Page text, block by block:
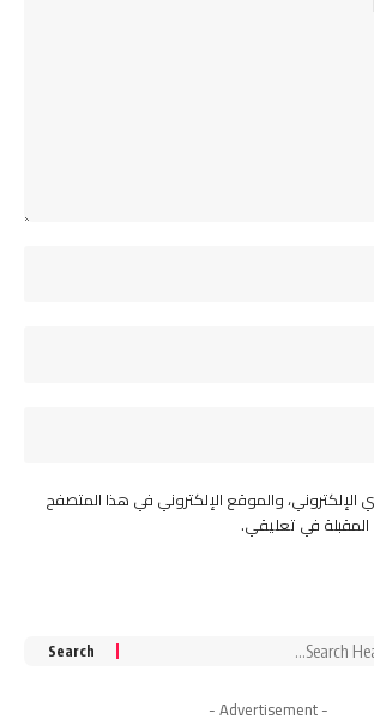
الإلكتروني، والموقع الإلكتروني في هذا المتصفح
المقبلة في تعليقي.
- Advertisement -